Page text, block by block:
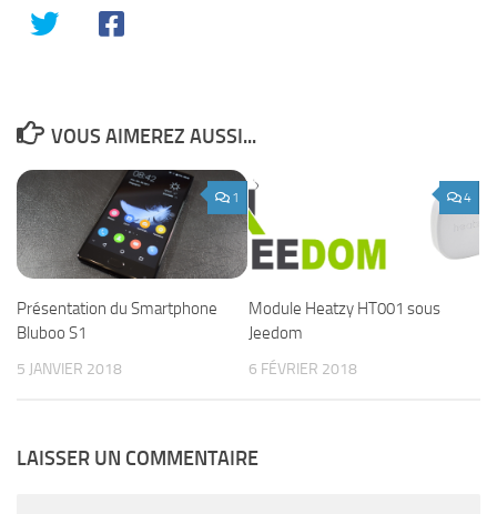
VOUS AIMEREZ AUSSI...
1
Présentation du Smartphone
Bluboo S1
5 JANVIER 2018
4
Module Heatzy HT001 sous
Jeedom
6 FÉVRIER 2018
LAISSER UN COMMENTAIRE